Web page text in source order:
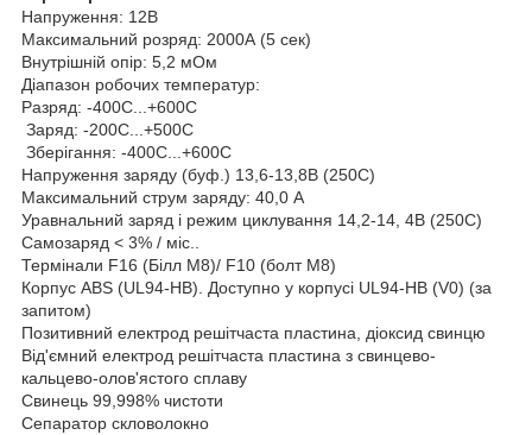
Напруження: 12В
Максимальний розряд: 2000А (5 сек)
Внутрішній опір: 5,2 мОм
Діапазон робочих температур:
Разряд: -400С...+600С
Заряд: -200С...+500C
Зберігання: -400С...+600C
Напруження заряду (буф.) 13,6-13,8В (250C)
Максимальний струм заряду: 40,0 A
Уравнальний заряд і режим циклування 14,2-14, 4В (250C)
Самозаряд < 3% / міс..
Термінали F16 (Білл М8)/ F10 (болт М8)
Корпус ABS (UL94-HB). Доступно у корпусі UL94-HB (V0) (за
запитом)
Позитивний електрод решітчаста пластина, діоксид свинцю
Від'ємний електрод решітчаста пластина з свинцево-
кальцево-олов'ястого сплаву
Свинець 99,998% чистоти
Сепаратор скловолокно